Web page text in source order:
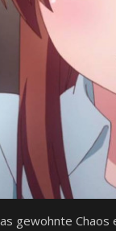
gewohnte